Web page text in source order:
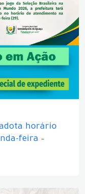
horário
feira –